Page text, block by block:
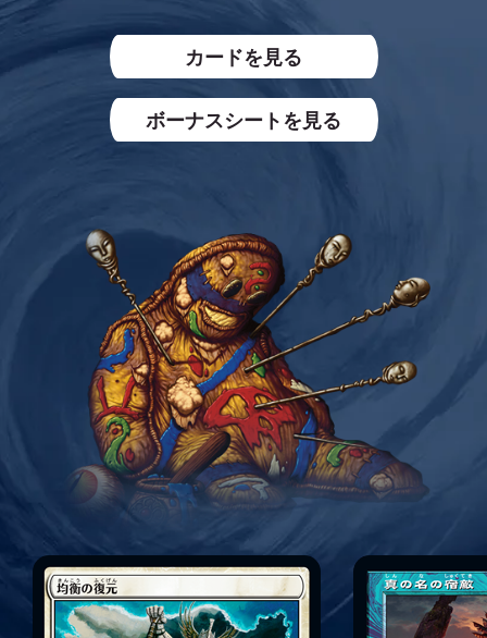
カードを見る
ボーナスシートを見る